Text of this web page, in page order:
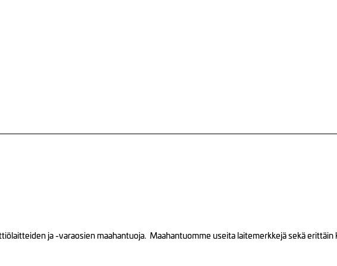
ja -varaosien maahantuoja. Maahantuomme useita laitemerkkejä sekä